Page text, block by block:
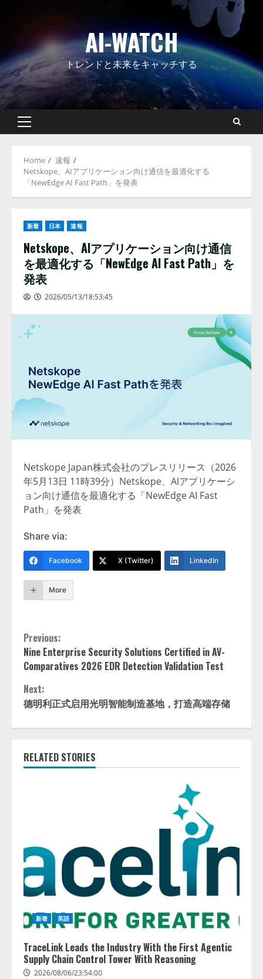
AI-WATCH
トレンドと未来をキャッチする
Primary
Home
速報
Netskope、AIアプリケーション向け通信を最適化する
「NewEdge AI Fast Path」を発表
新着 日本 速報
Netskope、AIアプリケーション向け通信
を最適化する「NewEdge AI Fast Path」を
発表
2026/05/13/18:53:45
Netskope Japan株式会社のプレスリリース（2026
年5月13日 11時39分）Netskope、AIアプリケーシ
ョン向け通信を最適化する「NewEdge AI Fast
Path」を発表
Share via:
Facebook X (Twitter) LinkedIn
More
Continue
Reading
Previous:
Nine Enterprise Security Solutions Certified in AV-
Comparatives 2026 EDR Detection Validation Test
Next:
德明利正式启用光明智能制造基地，打造高端存储
RELATED STORIES
新着 英語
TraceLink Leads the Industry With the First Agentic
Supply Chain Control Tower With Reasoning
2026/08/06/23:54:00